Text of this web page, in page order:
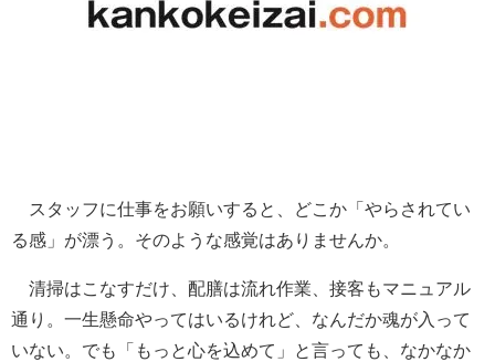
スタッフに仕事をお願いすると、どこか「やらされてい
る感」が漂う。そのような感覚はありませんか。
清掃はこなすだけ、配膳は流れ作業、接客もマニュアル
通り。一生懸命やってはいるけれど、なんだか魂が入って
いない。でも「もっと心を込めて」と言っても、なかなか